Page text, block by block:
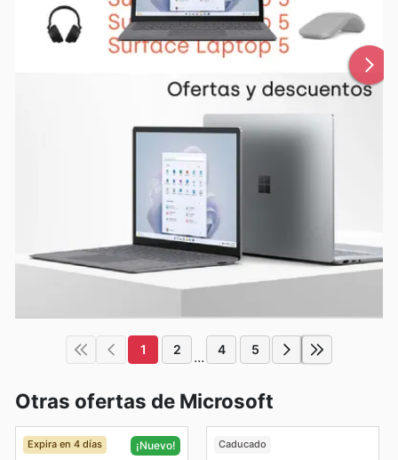
1 2 ... 4 5
Otras ofertas de Microsoft
Expira en 4 días ¡Nuevo! Caducado